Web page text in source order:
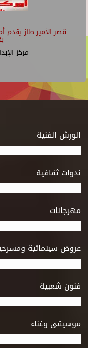
قصر الأمير طاز يقدم
مركز
الورش الفنية
ندوات ثقافية
مهرجانات
عروض سينمائية
فنون شعبية
موسيقى وغناء